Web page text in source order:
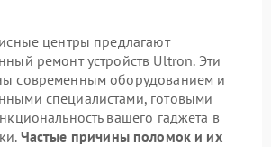
центры предлагают
ремонт устройств Ultron. Эти
современным оборудованием и
специалистами, готовыми
вашего гаджета в
Частые причины поломок и их